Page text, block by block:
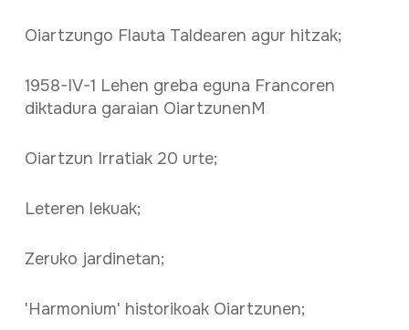
Oiartzungo Flauta Taldearen agur hitzak;
1958-IV-1 Lehen greba eguna Francoren
diktadura garaian OiartzunenM
Oiartzun Irratiak 20 urte;
Leteren lekuak;
Zeruko jardinetan;
'Harmonium' historikoak Oiartzunen;